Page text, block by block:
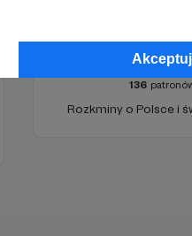
Krzysztof
136
Rozkminy o Polsce i